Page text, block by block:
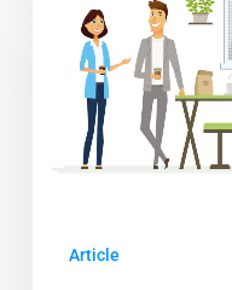
faces
enjeuArticle